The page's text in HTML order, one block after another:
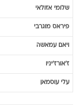
שלומי אזולאי
פיראס מוגרבי
ויאם עמאשה
ז'אורז'יניו
עלי עוסמאן